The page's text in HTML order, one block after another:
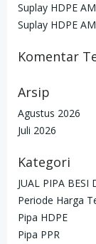
Suplay HDPE
Suplay HDPE
Komentar
Arsip
Agustus 2026
Juli 2026
Kategori
JUAL PIPA BESI
Periode Harga
Pipa HDPE
Pipa PPR